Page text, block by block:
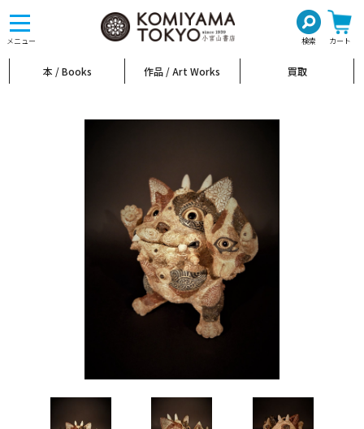
メニュー 検索 カート
toggle
navigation
本 / Books 作品 / Art Works 買取